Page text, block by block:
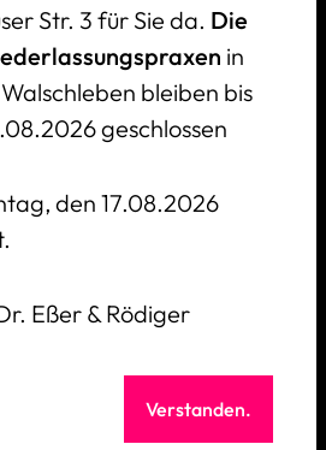
8–09:30 Uhr
11–11:30 Uhr
Str. 3 für Sie da. Die
in
bleiben bis
geschlossen
den 17.08.2026
Eßer & Rödiger
Verstanden.